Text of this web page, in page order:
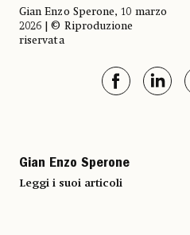
Gian Enzo Sperone, 10 marzo
2026 | © Riproduzione
riservata
Gian Enzo Sperone
Leggi i suoi articoli